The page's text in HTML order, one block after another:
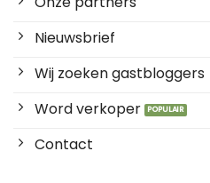
Nieuwsbrief
Wij zoeken gastbloggers
Word verkoper
Contact